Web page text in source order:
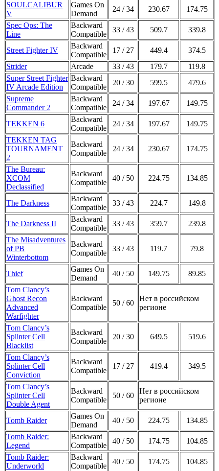
SOULCALIBUR
V
Games On
Demand
24 / 34 230.67
174.75
Spec Ops: The
Line
Backward
Compatible
33 / 43 509.7 339.8
Street Fighter IV
Backward
Compatible
17 / 27 449.4
374.5
Strider
Arcade 33 / 43 179.7
119.8
Super Street Fighter
IV Arcade Edition
Backward
Compatible
20 / 30 599.5
479.6
Supreme
Commander 2
Backward
Compatible
24 / 34 197.67 149.75
TEKKEN 6
Backward
Compatible
24 / 34 197.67
149.75
TEKKEN TAG
TOURNAMENT
2
Backward
Compatible
24 / 34 230.67 174.75
The Bureau:
XCOM
Declassified
Backward
Compatible
40 / 50 224.75 134.85
The Darkness
Backward
Compatible
33 / 43 224.7 149.8
The Darkness II
Backward
Compatible
33 / 43 359.7
239.8
The Misadventures
of PB
Winterbottom
Backward
Compatible
33 / 43 119.7 79.8
Thief
Games On
Demand
40 / 50 149.75
89.85
Tom Clancy’s
Ghost Recon
Advanced
Warfighter
Backward
Compatible
50 / 60
Нет в российском
регионе
Tom Clancy’s
Splinter Cell
Blacklist
Backward
Compatible
20 / 30 649.5 519.6
Tom Clancy’s
Splinter Cell
Conviction
Backward
Compatible
17 / 27 419.4 349.5
Tom Clancy’s
Splinter Cell
Double Agent
Backward
Compatible
50 / 60
Нет в российском
регионе
Tomb Raider
Games On
Demand
40 / 50 224.75
134.85
Tomb Raider:
Legend
Backward
Compatible
40 / 50 174.75
104.85
Tomb Raider:
Underworld
Backward
Compatible
40 / 50 174.75
104.85